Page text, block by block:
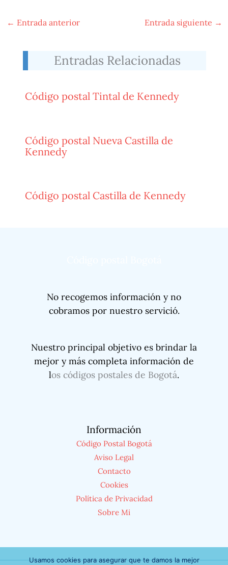
← Entrada anterior Entrada siguiente →
Entradas Relacionadas
Código postal Tintal de Kennedy
Código postal Nueva Castilla de
Kennedy
Código postal Castilla de Kennedy
No recogemos información y no
cobramos por nuestro servició.
Nuestro principal objetivo es brindar la
mejor y más completa información de
los códigos postales de Bogotá.
Información
Código Postal Bogotá
Aviso Legal
Contacto
Cookies
Política de Privacidad
Sobre Mi
Usamos cookies para asegurar que te damos la mejor